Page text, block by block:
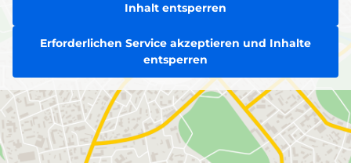
Inhalt entsperren
Erforderlichen Service akzeptieren und Inhalte
entsperren